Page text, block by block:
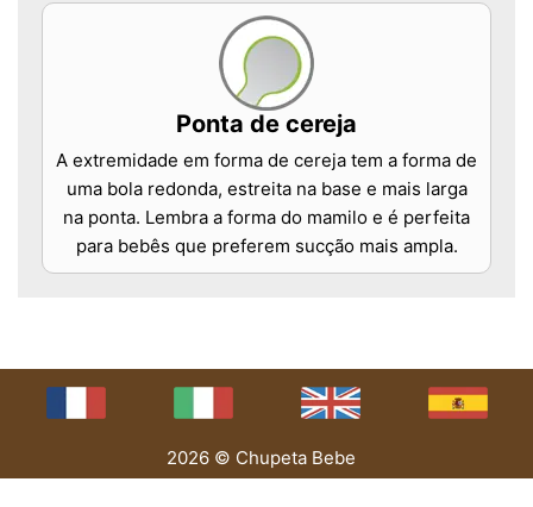
Ponta de cereja
A extremidade em forma de cereja tem a forma de
uma bola redonda, estreita na base e mais larga
na ponta. Lembra a forma do mamilo e é perfeita
para bebês que preferem sucção mais ampla.
2026 © Chupeta Bebe